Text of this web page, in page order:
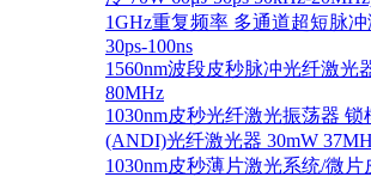
1GHz重复频率 多通道超短脉冲
30ps-100ns
1560nm波段皮秒脉冲光纤激光
80MHz
1030nm皮秒光纤激光振荡器
(ANDI)光纤激光器 30mW
1030nm皮秒薄片激光系统/微